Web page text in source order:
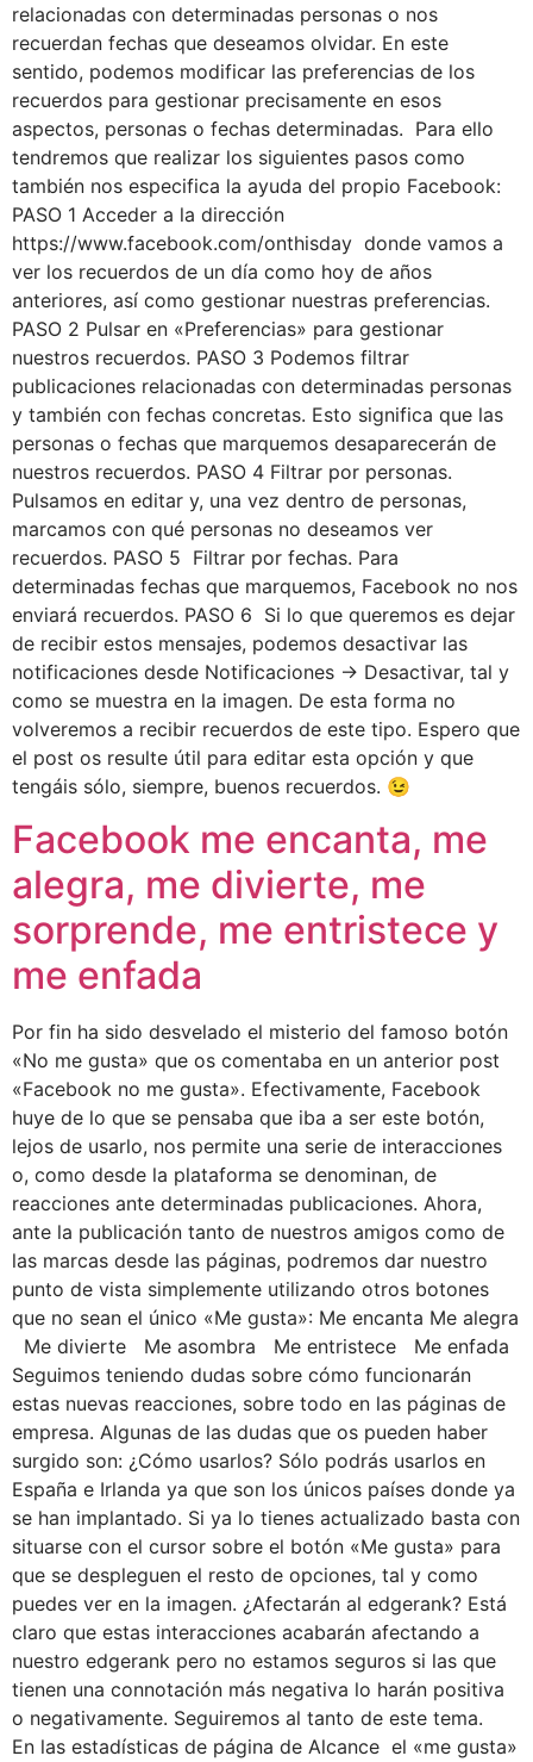
relacionadas con determinadas personas o nos
recuerdan fechas que deseamos olvidar. En este
sentido, podemos modificar las preferencias de los
recuerdos para gestionar precisamente en esos
aspectos, personas o fechas determinadas. Para ello
tendremos que realizar los siguientes pasos como
también nos especifica la ayuda del propio Facebook:
PASO 1 Acceder a la dirección
https://www.facebook.com/onthisday donde vamos a
ver los recuerdos de un día como hoy de años
anteriores, así como gestionar nuestras preferencias.
PASO 2 Pulsar en «Preferencias» para gestionar
nuestros recuerdos. PASO 3 Podemos filtrar
publicaciones relacionadas con determinadas personas
y también con fechas concretas. Esto significa que las
personas o fechas que marquemos desaparecerán de
nuestros recuerdos. PASO 4 Filtrar por personas.
Pulsamos en editar y, una vez dentro de personas,
marcamos con qué personas no deseamos ver
recuerdos. PASO 5 Filtrar por fechas. Para
determinadas fechas que marquemos, Facebook no nos
enviará recuerdos. PASO 6 Si lo que queremos es dejar
de recibir estos mensajes, podemos desactivar las
notificaciones desde Notificaciones -> Desactivar, tal y
como se muestra en la imagen. De esta forma no
volveremos a recibir recuerdos de este tipo. Espero que
el post os resulte útil para editar esta opción y que
tengáis sólo, siempre, buenos recuerdos. 😉
Facebook me encanta, me
alegra, me divierte, me
sorprende, me entristece y
me enfada
Por fin ha sido desvelado el misterio del famoso botón
«No me gusta» que os comentaba en un anterior post
«Facebook no me gusta». Efectivamente, Facebook
huye de lo que se pensaba que iba a ser este botón,
lejos de usarlo, nos permite una serie de interacciones
o, como desde la plataforma se denominan, de
reacciones ante determinadas publicaciones. Ahora,
ante la publicación tanto de nuestros amigos como de
las marcas desde las páginas, podremos dar nuestro
punto de vista simplemente utilizando otros botones
que no sean el único «Me gusta»: Me encanta Me alegra
Me divierte Me asombra Me entristece Me enfada
Seguimos teniendo dudas sobre cómo funcionarán
estas nuevas reacciones, sobre todo en las páginas de
empresa. Algunas de las dudas que os pueden haber
surgido son: ¿Cómo usarlos? Sólo podrás usarlos en
España e Irlanda ya que son los únicos países donde ya
se han implantado. Si ya lo tienes actualizado basta con
situarse con el cursor sobre el botón «Me gusta» para
que se despleguen el resto de opciones, tal y como
puedes ver en la imagen. ¿Afectarán al edgerank? Está
claro que estas interacciones acabarán afectando a
nuestro edgerank pero no estamos seguros si las que
tienen una connotación más negativa lo harán positiva
o negativamente. Seguiremos al tanto de este tema.
En las estadísticas de página de Alcance el «me gusta»